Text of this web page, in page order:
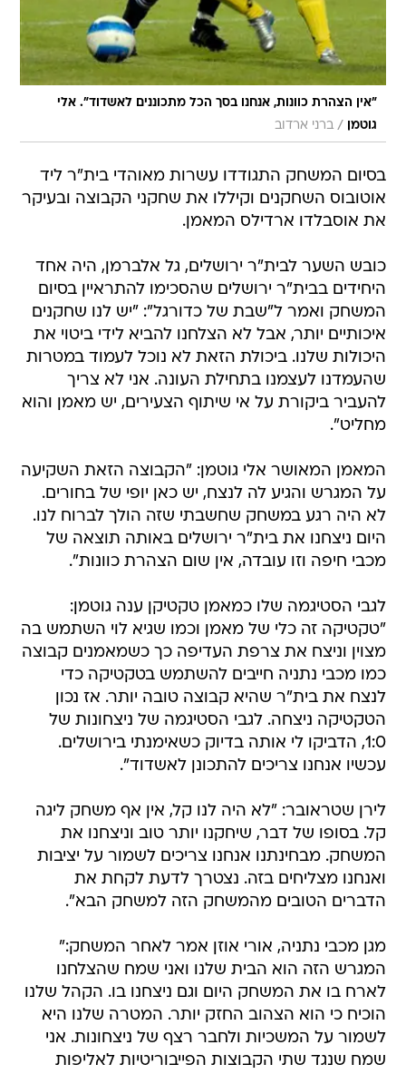
"אין הצהרת כוונות, אנחנו בסך הכל מתכוננים לאשדוד". אלי
גוטמן
/ ברני ארדוב
בסיום המשחק התגודדו עשרות מאוהדי בית"ר ליד
אוטובוס השחקנים וקיללו את שחקני הקבוצה ובעיקר
את אוסבלדו ארדילס המאמן.
כובש השער לבית"ר ירושלים, גל אלברמן, היה אחד
היחידים בבית"ר ירושלים שהסכימו להתראיין בסיום
המשחק ואמר ל"שבת של כדורגל": "יש לנו שחקנים
איכותיים יותר, אבל לא הצלחנו להביא לידי ביטוי את
היכולות שלנו. ביכולת הזאת לא נוכל לעמוד במטרות
שהעמדנו לעצמנו בתחילת העונה. אני לא צריך
להעביר ביקורת על אי שיתוף הצעירים, יש מאמן והוא
מחליט".
המאמן המאושר אלי גוטמן: "הקבוצה הזאת השקיעה
על המגרש והגיע לה לנצח, יש כאן יופי של בחורים.
לא היה רגע במשחק שחשבתי שזה הולך לברוח לנו.
היום ניצחנו את בית"ר ירושלים באותה תוצאה של
מכבי חיפה וזו עובדה, אין שום הצהרת כוונות".
לגבי הסטיגמה שלו כמאמן טקטיקן ענה גוטמן:
"טקטיקה זה כלי של מאמן וכמו שגיא לוי השתמש בה
מצוין וניצח את צרפת העדיפה כך כשמאמנים קבוצה
כמו מכבי נתניה חייבים להשתמש בטקטיקה כדי
לנצח את בית"ר שהיא קבוצה טובה יותר. אז נכון
הטקטיקה ניצחה. לגבי הסטיגמה של ניצחונות של
1:0, הדביקו לי אותה בדיוק כשאימנתי בירושלים.
עכשיו אנחנו צריכים להתכונן לאשדוד".
לירן שטראובר: "לא היה לנו קל, אין אף משחק ליגה
קל. בסופו של דבר, שיחקנו יותר טוב וניצחנו את
המשחק. מבחינתנו אנחנו צריכים לשמור על יציבות
ואנחנו מצליחים בזה. נצטרך לדעת לקחת את
הדברים הטובים מהמשחק הזה למשחק הבא".
מגן מכבי נתניה, אורי אוזן אמר לאחר המשחק:"
המגרש הזה הוא הבית שלנו ואני שמח שהצלחנו
לארח בו את המשחק היום וגם ניצחנו בו. הקהל שלנו
הוכיח כי הוא הצהוב החזק יותר. המטרה שלנו היא
לשמור על המשכיות ולחבר רצף של ניצחונות. אני
שמח שנגד שתי הקבוצות הפייבוריטיות לאליפות